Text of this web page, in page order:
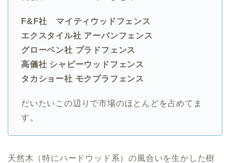
F&F社 マイティウッドフェンス
エクスタイル社 アーバンフェンス
グローベン社 プラドフェンス
高儀社 シャビーウッドフェンス
タカショー社 モクプラフェンス
だいたいこの辺りで市場のほとんどを占めてま
す。
天然木（特にハードウッド系）の風合いを生かした樹